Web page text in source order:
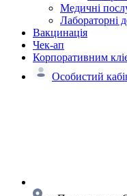
Медичні
Лабораторні
Вакцинація
Чек-ап
Корпоративним
Особистий